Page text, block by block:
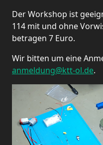
Der Workshop ist
114 mit und ohne
betragen 7 Euro.
Wir bitten um eine
anmeldung@ktt-ol.de.